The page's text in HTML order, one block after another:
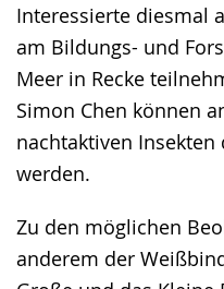
Interessierte diesmal
am Bildungs- und
Meer in Recke
Simon Chen können
nachtaktiven Insekten
werden.
Zu den möglichen
anderem der